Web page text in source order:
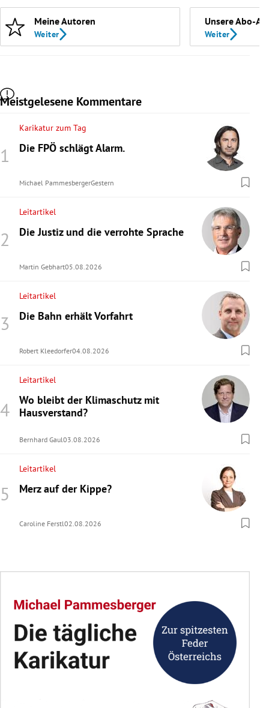
Meine Autoren
Weiter
Unsere Abo-
Weiter
Meistgelesene Kommentare
Karikatur zum Tag
Die FPÖ schlägt Alarm.
Michael PammesbergerGestern
Leitartikel
Die Justiz und die verrohte Sprache
Martin Gebhart05.08.2026
Leitartikel
Die Bahn erhält Vorfahrt
Robert Kleedorfer04.08.2026
Leitartikel
Wo bleibt der Klimaschutz mit
Hausverstand?
Bernhard Gaul03.08.2026
Leitartikel
Merz auf der Kippe?
Caroline Ferstl02.08.2026